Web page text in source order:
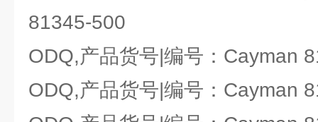
81345-500
ODQ,产品货号|编号：Cayman
ODQ,产品货号|编号：Cayman